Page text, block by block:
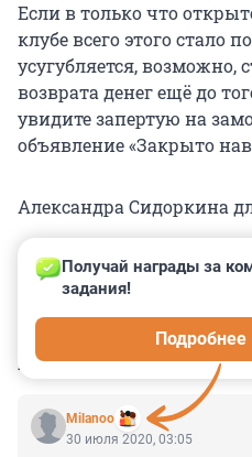
Если в только что
клубе всего этого стало
усугубляется, возможно,
возврата денег ещё до
увидите запертую на
объявление «Закрыто
Александра Сидоркина
КОММЕНТАРИИ 88
Milanoo
Получай награды за
задания!
30 июля 2020, 03:05